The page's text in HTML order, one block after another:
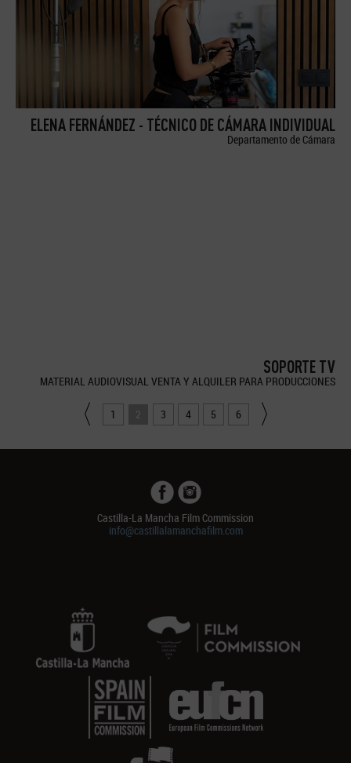
ELENA FERNÁNDEZ - TÉCNICO DE CÁMARA INDIVIDUAL
Departamento de Cámara
SOPORTE TV
MATERIAL AUDIOVISUAL VENTA Y ALQUILER PARA PRODUCCIONES
1 2 3 4 5 6
Castilla-La Mancha Film Commission
info@castillalamanchafilm.com